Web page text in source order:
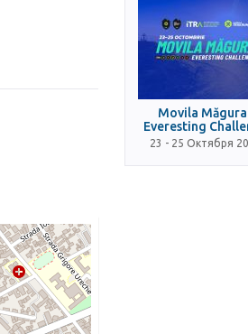
Movila Măgura |
Everesting
23 - 25 Октября